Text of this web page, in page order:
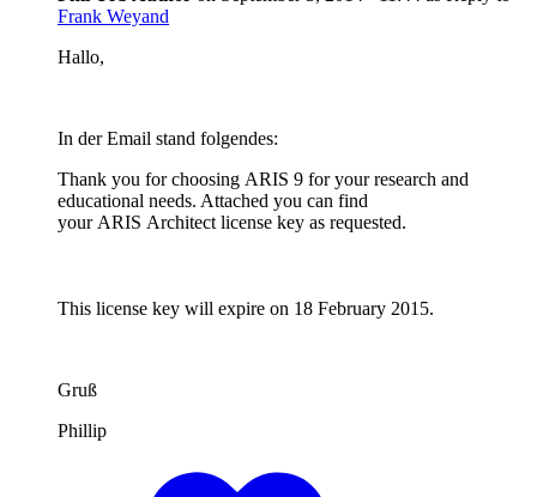
Frank Weyand
Hallo,
In der Email stand folgendes:
Thank you for choosing ARIS 9 for your research and
educational needs. Attached you can find
your ARIS Architect license key as requested.
This license key will expire on 18 February 2015.
Gruß
Phillip